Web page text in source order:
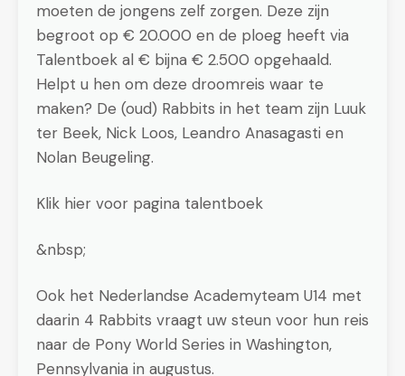
moeten de jongens zelf zorgen. Deze zijn
begroot op € 20.000 en de ploeg heeft via
Talentboek al € bijna € 2.500 opgehaald.
Helpt u hen om deze droomreis waar te
maken? De (oud) Rabbits in het team zijn Luuk
ter Beek, Nick Loos, Leandro Anasagasti en
Nolan Beugeling.
Klik hier voor pagina talentboek
&nbsp;
Ook het Nederlandse Academyteam U14 met
daarin 4 Rabbits vraagt uw steun voor hun reis
naar de Pony World Series in Washington,
Pennsylvania in augustus.